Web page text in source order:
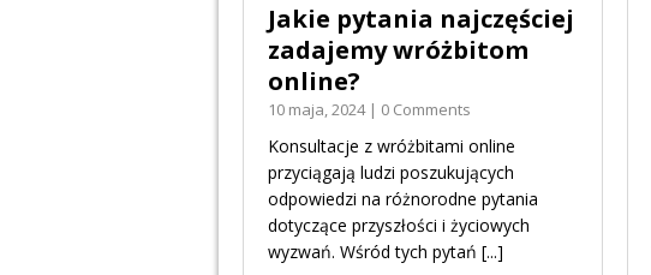
Jakie pytania najczęściej
zadajemy wróżbitom
online?
10 maja, 2024 | 0 Comments
Konsultacje z wróżbitami online
przyciągają ludzi poszukujących
odpowiedzi na różnorodne pytania
dotyczące przyszłości i życiowych
wyzwań. Wśród tych pytań [...]